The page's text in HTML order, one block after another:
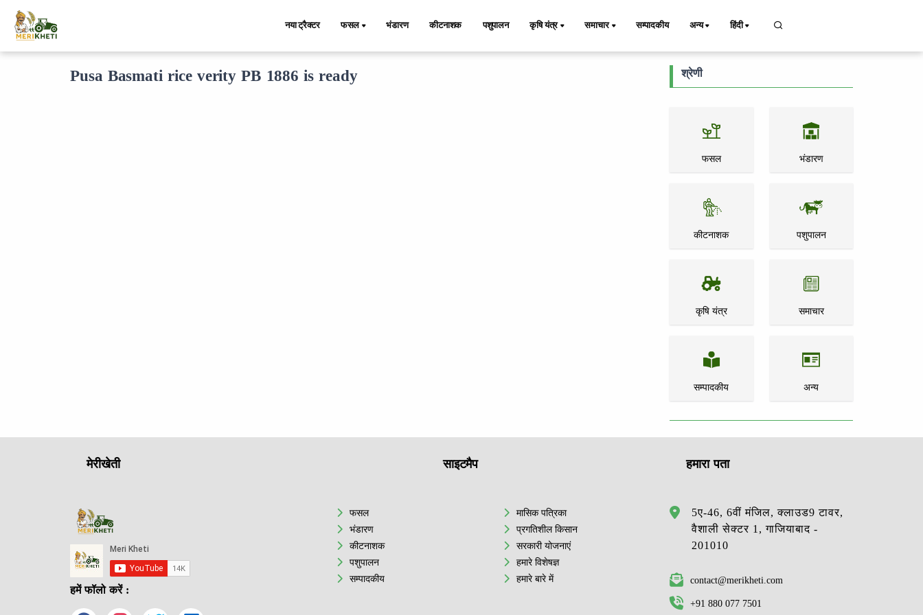
नया ट्रैक्टर फसल भंडारण कीटनाशक पशुपालन कृषि यंत्र समाचार सम्पादकीय अन्य हिंदी
Pusa Basmati rice verity PB 1886 is ready श्रेणी
फसल भंडारण
कीटनाशक पशुपालन
कृषि यंत्र समाचार
सम्पादकीय अन्य
मेरीखेती
हमें फॉलो करें :
साइटमैप
फसल
भंडारण
कीटनाशक
पशुपालन
सम्पादकीय
मासिक पत्रिका
प्रगतिशील किसान
सरकारी योजनाएं
हमारे विशेषज्ञ
हमारे बारे में
हमारा पता
5ए-46, 6वीं मंजिल, क्लाउड9 टावर,
वैशाली सेक्टर 1, गाजियाबाद -
201010
contact@merikheti.com
+91 880 077 7501